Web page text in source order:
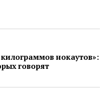
нокаутов»:
говорят